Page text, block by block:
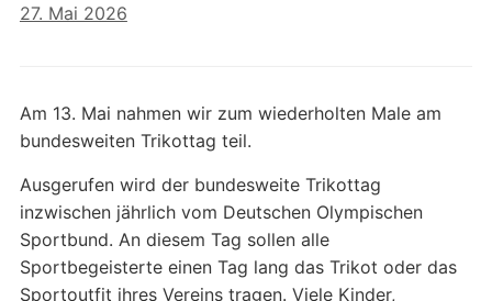
27. Mai 2026
Am 13. Mai nahmen wir zum wiederholten Male am
bundesweiten Trikottag teil.
Ausgerufen wird der bundesweite Trikottag
inzwischen jährlich vom Deutschen Olympischen
Sportbund. An diesem Tag sollen alle
Sportbegeisterte einen Tag lang das Trikot oder das
Sportoutfit ihres Vereins tragen. Viele Kinder,